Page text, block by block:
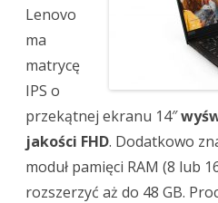
Lenovo
ma
matrycę
IPS o
przekątnej ekranu 14″
jakości FHD. Dodatkowo
moduł pamięci RAM (8 lub
rozszerzyć aż do 48 GB.